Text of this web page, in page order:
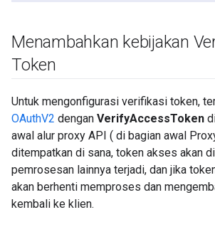
Menambahkan kebijakan
Token
Untuk mengonfigurasi verifikasi token,
OAuthV2 dengan VerifyAccessToken
awal alur proxy API ( di bagian awal
ditempatkan di sana, token akses akan
pemrosesan lainnya terjadi, dan jika
akan berhenti memproses dan
kembali ke klien.